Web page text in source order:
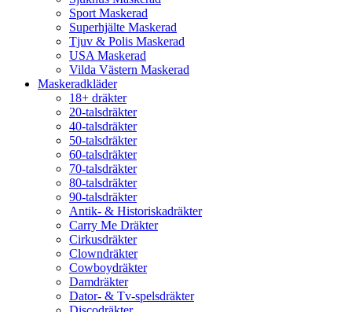
Sport Maskerad
Superhjälte Maskerad
Tjuv & Polis Maskerad
USA Maskerad
Vilda Västern Maskerad
Maskeradkläder
18+ dräkter
20-talsdräkter
40-talsdräkter
50-talsdräkter
60-talsdräkter
70-talsdräkter
80-talsdräkter
90-talsdräkter
Antik- & Historiskadräkter
Carry Me Dräkter
Cirkusdräkter
Clowndräkter
Cowboydräkter
Damdräkter
Dator- & Tv-spelsdräkter